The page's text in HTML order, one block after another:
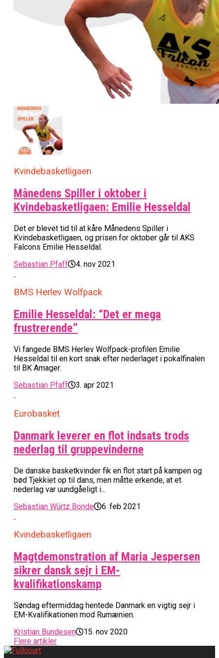
Kvindebasketligaen
Månedens Spiller i oktober i
Kvindebasketligaen: Emilie Hesseldal
Det er blevet tid til at kåre Månedens Spiller i
Kvindebasketligaen, og prisen for oktober går til AKS
Falcons Emilie Hesseldal.
Sebastian Pfaff
4. nov 2021
BMS Herlev Wolfpack
Emilie Hesseldal: “Det er mega
frustrerende”
Vi fangede BMS Herlev Wolfpack-profilen Emilie
Hesseldal til en kort snak efter nederlaget i pokalfinalen
til BK Amager.
Sebastian Pfaff
3. apr 2021
Eurobasket
Danmark leverer en flot indsats trods
nederlag til gruppevinderne
De danske basketkvinder fik en flot start på kampen og
bød Tjekkiet op til dans, men måtte erkende, at et
nederlag var uundgåeligt i...
Sebastian Würtz Bonde
6. feb 2021
Kvindebasketligaen
Magtdemonstration af Maria Jespersen
sikrer dansk sejr i EM-
kvalifikationskamp
Søndag eftermiddag hentede Danmark en vigtig sejr i
EM-Kvalifikationen mod Rumænien.
Kristian Bundesen
15. nov 2020
Flere artikler